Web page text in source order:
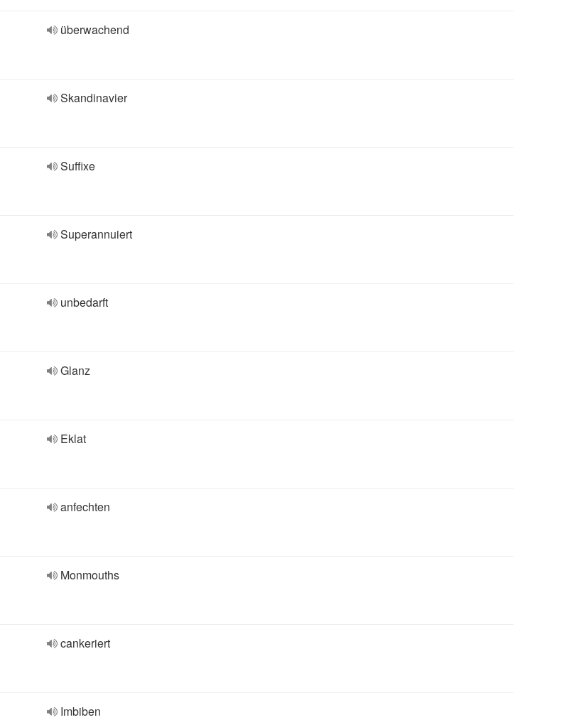
überwachend
Skandinavier
Suffixe
Superannuiert
unbedarft
Glanz
Eklat
anfechten
Monmouths
cankeriert
Imbiben